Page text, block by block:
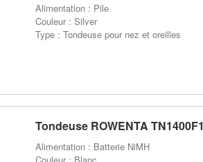
Alimentation : Pile
Couleur : Silver
Type : Tondeuse pour nez et oreilles
Tondeuse ROWENTA TN1400F1
Alimentation : Batterie NiMH
Couleur : Blanc